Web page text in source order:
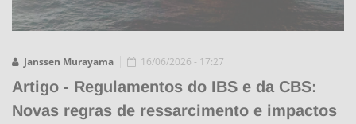
Janssen Murayama 16/06/2026 - 17:27
Artigo - Regulamentos do IBS e da CBS:
Novas regras de ressarcimento e impactos